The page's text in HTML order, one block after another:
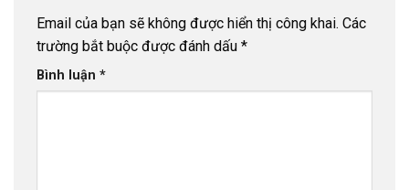
Email của bạn sẽ không được hiển thị công khai. Các
trường bắt buộc được đánh dấu *
Bình luận *